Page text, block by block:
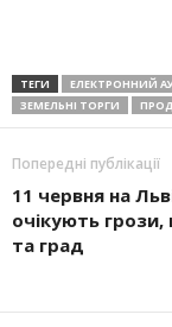
ТЕГИ ЕЛЕКТРОННИЙ
ЗЕМЕЛЬНІ ТОРГИ
Попередні публікації
11 червня на
очікують
та град